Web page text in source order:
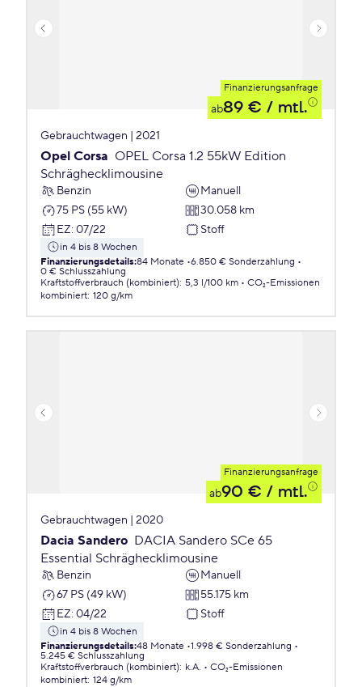
Finanzierungsanfrage
ab89 € / mtl.
Gebrauchtwagen | 2021
Opel Corsa OPEL Corsa 1.2 55kW Edition
Schräghecklimousine
Benzin
Manuell
75 PS (55 kW)
30.058 km
EZ: 07/22 Stoff
in 4 bis 8 Wochen
Finanzierungsdetails:84 Monate 6.850 € Sonderzahlung
0 € Schlusszahlung
Kraftstoffverbrauch (kombiniert): 5,3 l/100 km
CO₂-Emissionen
kombiniert: 120 g/km
Finanzierungsanfrage
ab90 € / mtl.
Gebrauchtwagen | 2020
Dacia Sandero DACIA Sandero SCe 65
Essential Schräghecklimousine
Benzin
Manuell
67 PS (49 kW)
55.175 km
EZ: 04/22 Stoff
in 4 bis 8 Wochen
Finanzierungsdetails:48 Monate 1.998 € Sonderzahlung
5.245 € Schlusszahlung
Kraftstoffverbrauch (kombiniert): k.A.
CO₂-Emissionen
kombiniert: 124 g/km